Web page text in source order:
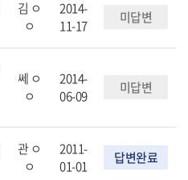
김 ㅇ
ㅇ
2014-
11-17
미답변
쎄 ㅇ
ㅇ
2014-
06-09
미답변
관 ㅇ
ㅇ
2011-
01-01
답변완료